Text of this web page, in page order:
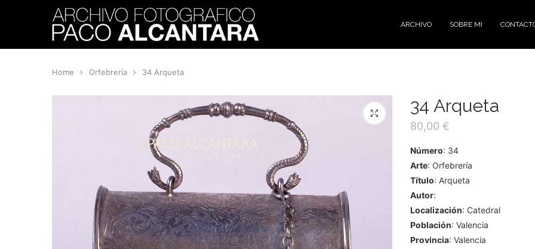
ARCHIVO SOBRE MI
Home Orfebrería 34 Arqueta
34 Arqueta
80,00 €
Número: 34
Arte: Orfebrería
Título: Arqueta
Autor:
Localización: Catedral
Población: Valencia
Provincia: Valencia